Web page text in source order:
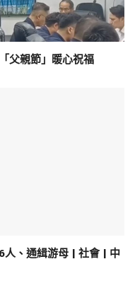
父親節」暖心祝福
、通緝游母 | 社會 | 中